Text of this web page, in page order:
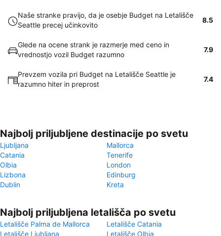
Naše stranke pravijo, da je osebje Budget na Letališče
Seattle precej učinkovito
8.5
Glede na ocene strank je razmerje med ceno in
vrednostjo vozil Budget razumno
7.9
Prevzem vozila pri Budget na Letališče Seattle je
razumno hiter in preprost
7.4
Najbolj priljubljene destinacije po svetu
Ljubljana
Mallorca
Catania
Tenerife
Olbia
London
Lizbona
Edinburg
Dublin
Kreta
Najbolj priljubljena letališča po svetu
Letališče Palma de Mallorca
Letališče Catania
Letališče Ljubljana
Letališče Olbia